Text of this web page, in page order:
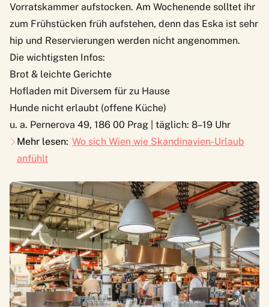
Vorratskammer aufstocken. Am Wochenende solltet ihr
zum Frühstücken früh aufstehen, denn das Eska ist sehr
hip und Reservierungen werden nicht angenommen.
Die wichtigsten Infos:
Brot & leichte Gerichte
Hofladen mit Diversem für zu Hause
Hunde nicht erlaubt (offene Küche)
u. a. Pernerova 49, 186 00 Prag | täglich: 8–19 Uhr
Mehr lesen: Wo sich Wien wie Skandinavien-Urlaub
anfühlt